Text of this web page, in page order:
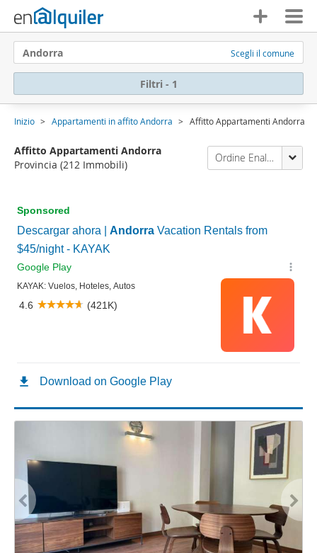
Andorra Scegli il comune
Filtri - 1
Inizio Appartamenti in affito Andorra Affitto Appartamenti Andorra
Affitto Appartamenti Andorra
Provincia (212 Immobili)
Ordine Enalquiler